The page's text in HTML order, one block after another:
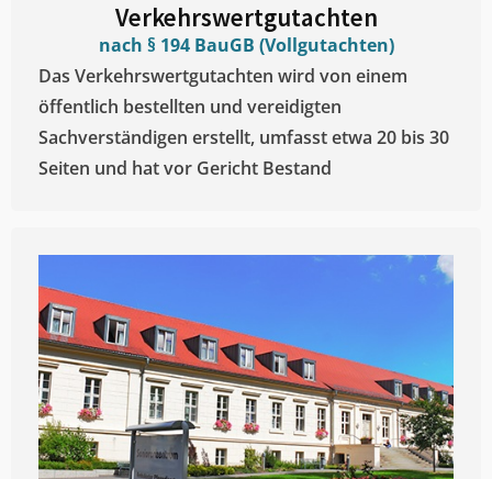
Verkehrswertgutachten
nach § 194 BauGB (Vollgutachten)
Das Verkehrswertgutachten wird von einem
öffentlich bestellten und vereidigten
Sachverständigen erstellt, umfasst etwa 20 bis 30
Seiten und hat vor Gericht Bestand